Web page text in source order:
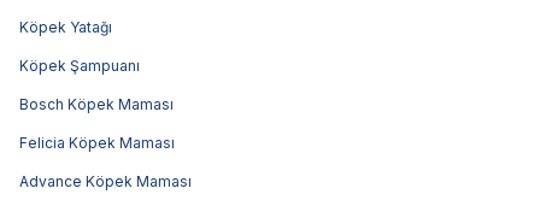
Köpek Yatağı
Köpek Şampuanı
Bosch Köpek Maması
Felicia Köpek Maması
Advance Köpek Maması